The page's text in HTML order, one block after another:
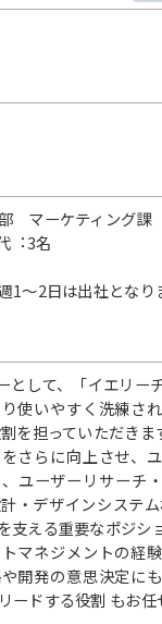
お伝えさせてい
要で、上場後に
ためにはグッド
でなくてはなり
いて体制を構築
しやすい環境に
、企業の発展に
、IPOを達成し
を目指せる企業
熱い思いを持っ
い会社であり、
の企業とは遠い
マーケティング課
︓3名
～2日は出社となり
として、「イエリー
使いやすく洗練さ
を担っていただきま
さらに向上させ、
ユーザーリサーチ
・デザインシステ
⽀える重要なポジシ
マネジメントの経
開発の意思決定に
ードする役割 もお任